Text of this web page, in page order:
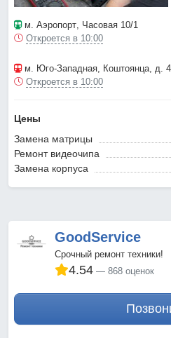
м. Аэропорт, Часовая 10/1
Откроется в 10:00
м. Юго-Западная, Коштоянца, д.
Откроется в 10:00
Цены
Замена матрицы
Ремонт видеочипа
Замена корпуса
GoodService
Срочный ремонт техники!
4.54 868 оценок